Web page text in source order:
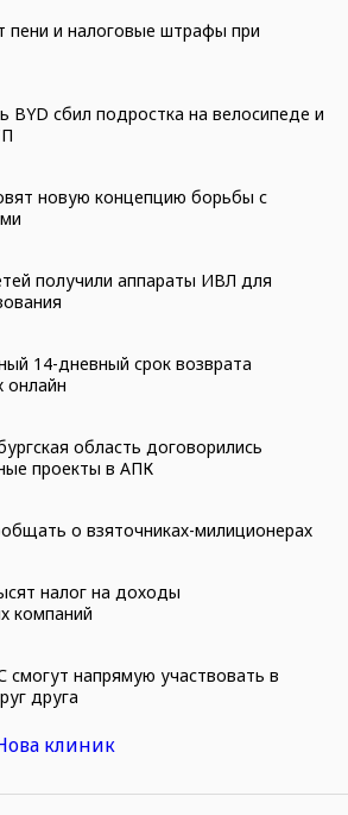
пени и налоговые штрафы при
BYD сбил подростка на велосипеде и
новую концепцию борьбы с
получили аппараты ИВЛ для
14-дневный срок возврата
онлайн
область договорились
проекты в АПК
о взяточниках-милиционерах
налог на доходы
компаний
смогут напрямую участвовать в
друга